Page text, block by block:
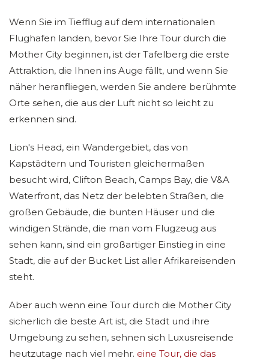
Wenn Sie im Tiefflug auf dem internationalen
Flughafen landen, bevor Sie Ihre Tour durch die
Mother City beginnen, ist der Tafelberg die erste
Attraktion, die Ihnen ins Auge fällt, und wenn Sie
näher heranfliegen, werden Sie andere berühmte
Orte sehen, die aus der Luft nicht so leicht zu
erkennen sind.
Lion's Head, ein Wandergebiet, das von
Kapstädtern und Touristen gleichermaßen
besucht wird, Clifton Beach, Camps Bay, die V&A
Waterfront, das Netz der belebten Straßen, die
großen Gebäude, die bunten Häuser und die
windigen Strände, die man vom Flugzeug aus
sehen kann, sind ein großartiger Einstieg in eine
Stadt, die auf der Bucket List aller Afrikareisenden
steht.
Aber auch wenn eine Tour durch die Mother City
sicherlich die beste Art ist, die Stadt und ihre
Umgebung zu sehen, sehnen sich Luxusreisende
heutzutage nach viel mehr. eine Tour, die das